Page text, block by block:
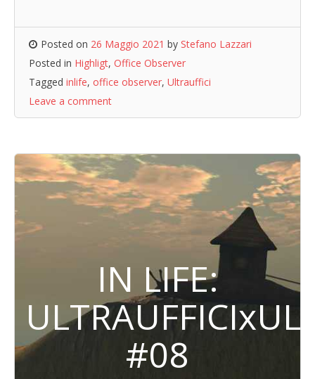
Posted on 26 Maggio 2021 by Stefano Lazzari
Posted in Highligt, Office Observer
Tagged inlife, office observer, Ultrauffici
Leave a comment
IN LIFE:
#08